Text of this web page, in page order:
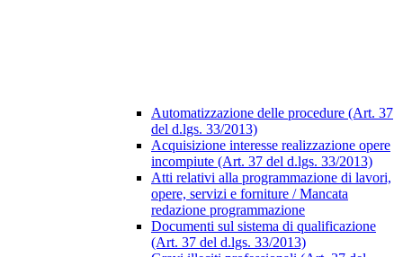
Automatizzazione delle procedure (Art. 37
del d.lgs. 33/2013)
Acquisizione interesse realizzazione opere
incompiute (Art. 37 del d.lgs. 33/2013)
Atti relativi alla programmazione di lavori,
opere, servizi e forniture / Mancata
redazione programmazione
Documenti sul sistema di qualificazione
(Art. 37 del d.lgs. 33/2013)